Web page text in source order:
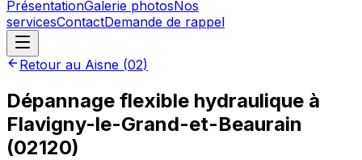
PrésentationGalerie photosNos
servicesContactDemande de rappel
Retour au Aisne (02)
Dépannage flexible hydraulique à
Flavigny-le-Grand-et-Beaurain
(02120)